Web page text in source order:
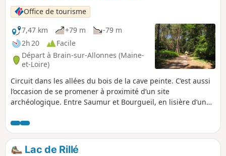
Office de tourisme
7,47 km
+79 m
-79 m
2h 20
Facile
Départ à Brain-sur-Allonnes (Maine-
et-Loire)
Circuit dans les allées du bois de la cave peinte. C’est aussi
l’occasion de se promener à proximité d’un site
archéologique. Entre Saumur et Bourgueil, en lisière d’un
quelques trésors de son patrimoine archéologique. Réputée
pour l’élevage de vers à soie au XIXe siècle, la commune est
de nos jours tournée vers les cultures maraîchères.
Lac de Rillé